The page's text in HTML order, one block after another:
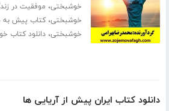
خوشبختی، موفقیت در
خوشبختی،کتاب پیش
خوشبختی،دانلود کتاب
دانلود کتاب ایران پیش از آریایی ها